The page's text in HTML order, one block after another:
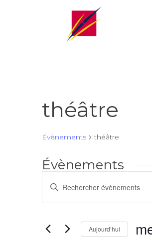
théâtre
Évènements théâtre
Évènements
et
navigation
vues
Saisir
mot-
clé.
Évènements
Aujourd’hui